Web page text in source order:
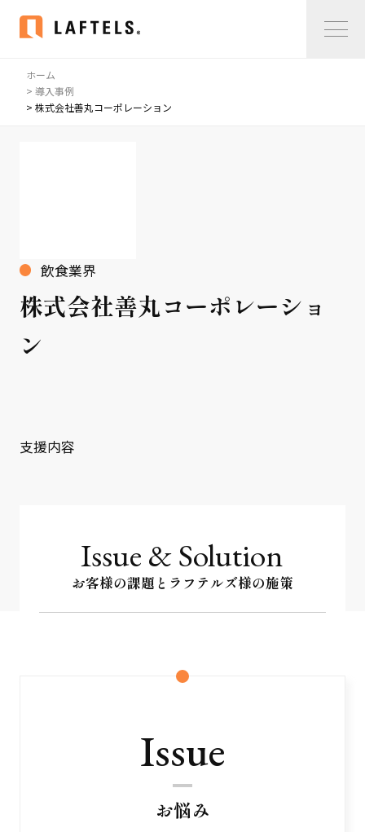
Home
サービス紹介
サービス紹介
お問い合わせ 採用情報
ホーム
> 導入事例
> 株式会社善丸コーポレーション
飲食業界
株式会社善丸コーポレーショ
ン
支援内容
Issue & Solution
お客様の課題とラフテルズ様の施策
Issue
お悩み